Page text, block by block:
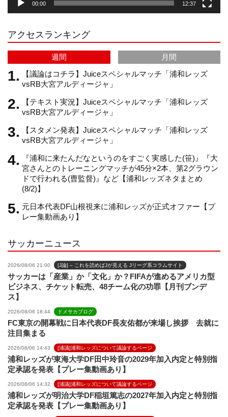
r
a
m
e
C
h
a
n
00:00 12:37
アクセスランキング
週間
月間
【議論はコチラ】Juiceスペシャルマッチ「浦和レッズ
vsRB大宮アルディージャ」
【テキスト実況】Juiceスペシャルマッチ「浦和レッズ
vsRB大宮アルディージャ」
【スタメン発表】Juiceスペシャルマッチ「浦和レッズ
vsRB大宮アルディージャ」
『浦和に来たんだなというのをすごく実感した(笹)』『大
宮さんとのトレーニングマッチが45分×2本、第2グラウン
ドで行われる(曺監督)』など【浦和レッズネタまとめ
(8/2)】
元日本代表DF山根視来に浦和レッズが正式オファー【プ
レー集動画あり】
サッカーニュース
2026/08/06 21:00 [J論] – これを読めばJが見える Jリーグ系コラムサイト
サッカーは「産業」か「文化」か？FIFAが進めるアメリカ型
ビジネス、チケット転売、48チーム化の功罪【月刊ブンデ
ス】
2026/08/06 18:44 ドメサカブログ
FC東京の開幕戦に日本代表DF長友佑都が来場し挨拶 去就に
注目集まる
2026/08/06 14:43 [浦議]浦和レッズについて議論するページ
浦和レッズが東海大学DF田中玲音の2029年加入内定と特別指
定承認を発表【プレー集動画あり】
2026/08/06 14:32 [浦議]浦和レッズについて議論するページ
浦和レッズが明治大学DF稲垣篤志の2027年加入内定と特別指
定承認を発表【プレー集動画あり】